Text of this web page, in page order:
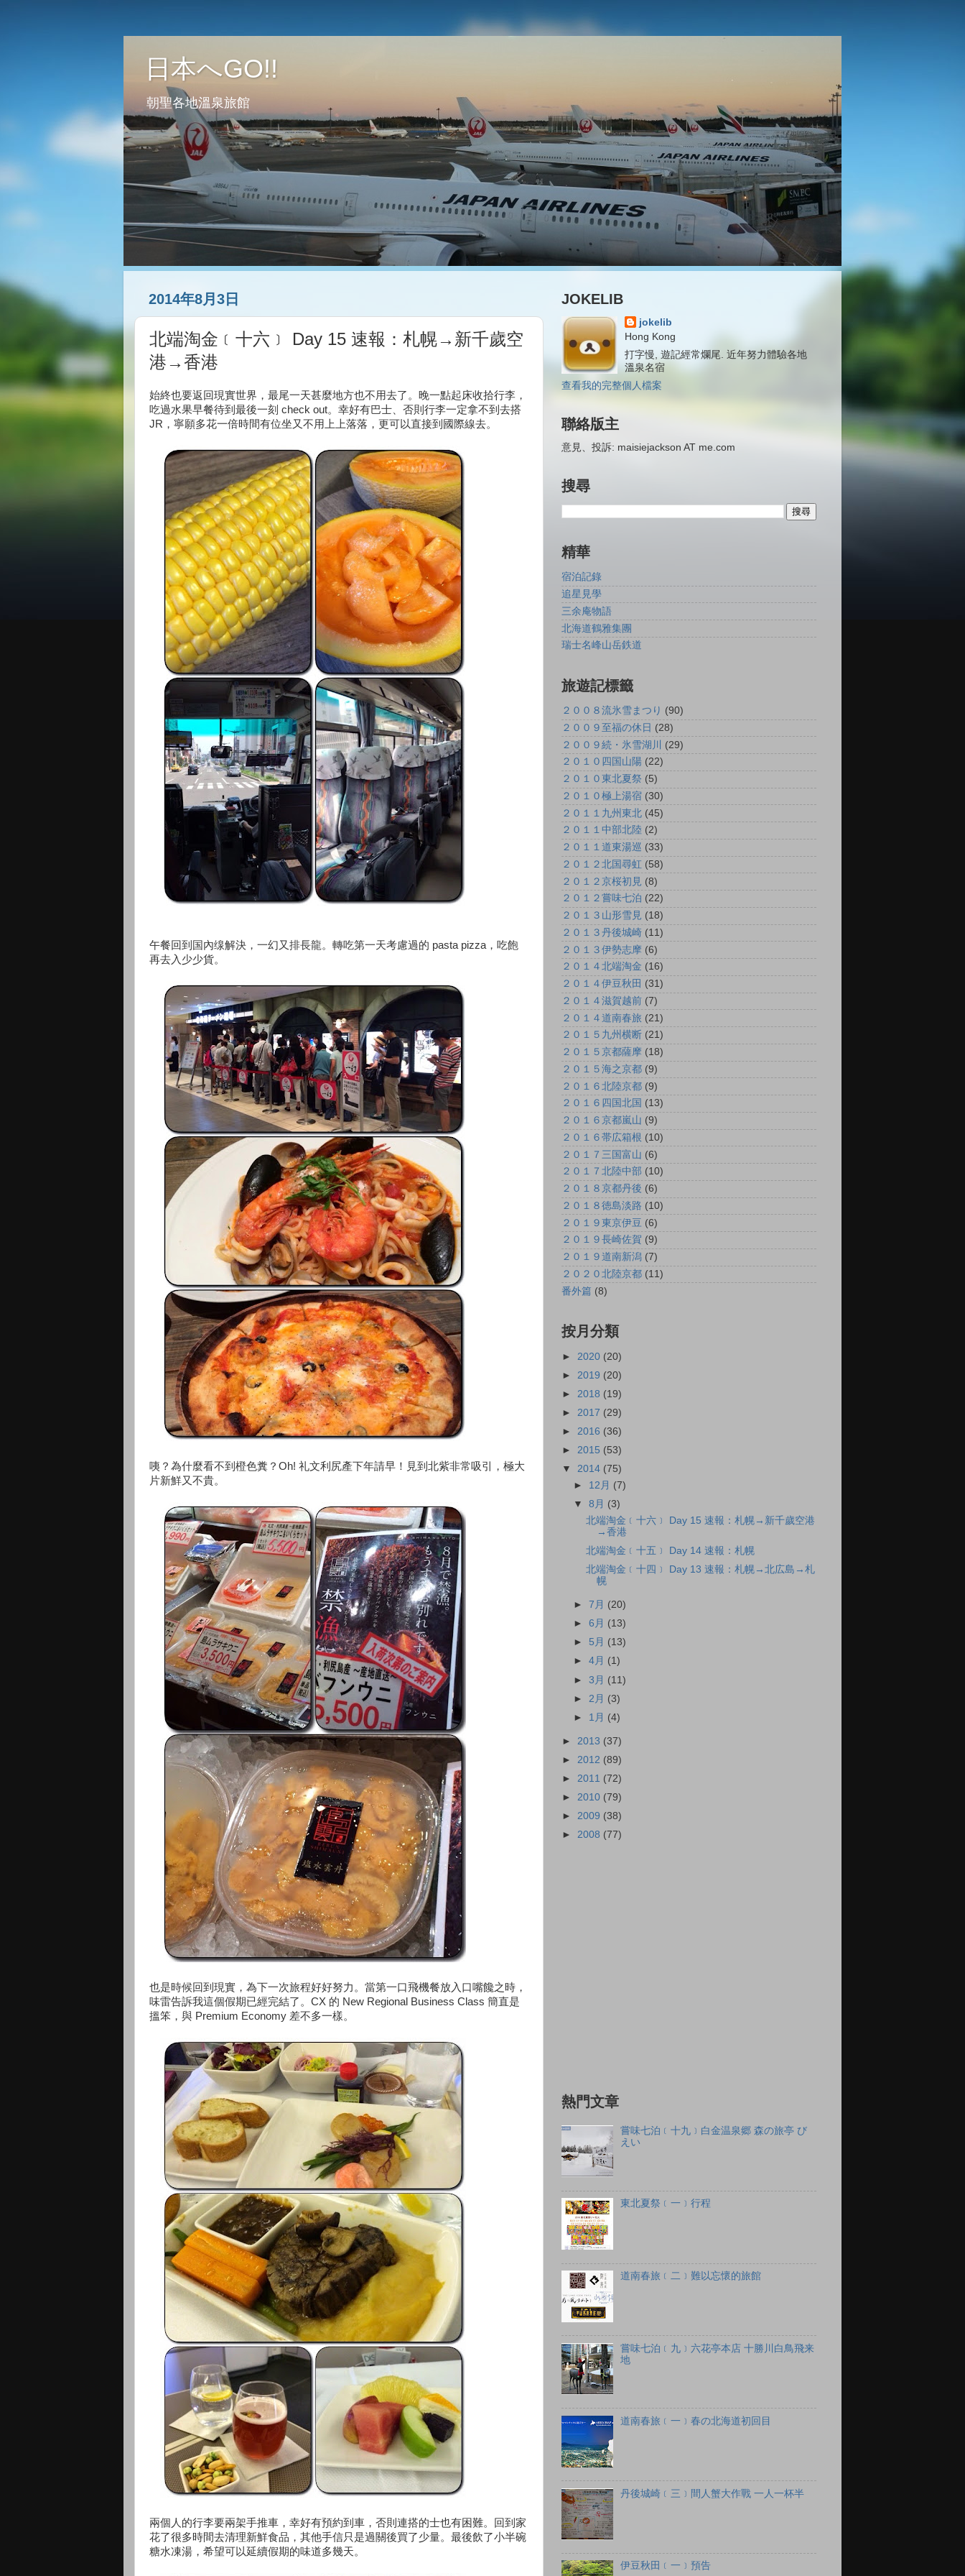
日本へGO!!
朝聖各地溫泉旅館
2014年8月3日
北端淘金﹝十六﹞ Day 15 速報：札幌→新千歲空
港→香港
始終也要返回現實世界，最尾一天甚麼地方也不用去了。晚一點起床收拾行李，
吃過水果早餐待到最後一刻 check out。幸好有巴士、否則行李一定拿不到去搭
JR，寧願多花一倍時間有位坐又不用上上落落，更可以直接到國際線去。
午餐回到国內缐解決，一幻又排長龍。轉吃第一天考慮過的 pasta pizza，吃飽
再去入少少貨。
咦？為什麼看不到橙色糞？Oh! 礼文利尻產下年請早！見到北紫非常吸引，極大
片新鮮又不貴。
也是時候回到現實，為下一次旅程好好努力。當第一口飛機餐放入口嘴饞之時，
味雷告訴我這個假期已經完結了。CX 的 New Regional Business Class 簡直是
搵笨，與 Premium Economy 差不多一樣。
兩個人的行李要兩架手推車，幸好有預約到車，否則連搭的士也有困難。回到家
花了很多時間去清理新鮮食品，其他手信只是過關後買了少量。最後飲了小半碗
糖水凍湯，希望可以延續假期的味道多幾天。
JOKELIB
jokelib
Hong Kong
打字慢, 遊記經常爛尾. 近年努力體驗各地
溫泉名宿
查看我的完整個人檔案
聯絡版主
意見、投訴: maisiejackson AT me.com
搜尋
精華
宿泊記錄
追星見學
三余庵物語
北海道鶴雅集團
瑞士名峰山岳鉄道
旅遊記標籤
２００８流氷雪まつり (90)
２００９至福の休日 (28)
２００９続・氷雪湖川
(29)
２０１０四国山陽 (22)
２０１０東北夏祭 (5)
２０１０極上湯宿 (30)
２０１１九州東北 (45)
２０１１中部北陸 (2)
２０１１道東湯巡 (33)
２０１２北国尋虹 (58)
２０１２京桜初見 (8)
２０１２嘗味七泊 (22)
２０１３山形雪見 (18)
２０１３丹後城崎 (11)
２０１３伊勢志摩 (6)
２０１４北端淘金 (16)
２０１４伊豆秋田 (31)
２０１４滋賀越前 (7)
２０１４道南春旅 (21)
２０１５九州横断 (21)
２０１５京都薩摩 (18)
２０１５海之京都 (9)
２０１６北陸京都 (9)
２０１６四国北国 (13)
２０１６京都嵐山 (9)
２０１６帯広箱根 (10)
２０１７三国富山 (6)
２０１７北陸中部 (10)
２０１８京都丹後 (6)
２０１８徳島淡路 (10)
２０１９東京伊豆 (6)
２０１９長崎佐賀 (9)
２０１９道南新潟 (7)
２０２０北陸京都 (11)
番外篇 (8)
按月分類
► 2020 (20)
► 2019 (20)
► 2018 (19)
► 2017 (29)
► 2016 (36)
► 2015 (53)
▼ 2014 (75)
► 12月 (7)
▼8月 (3)
北端淘金﹝十六﹞ Day 15 速報：札幌→新千歲空港
→香港
北端淘金﹝十五﹞ Day 14 速報：札幌
北端淘金﹝十四﹞ Day 13 速報：札幌→北広島→札
幌
►7月 (20)
►6月 (13)
► 5月 (13)
►4月 (1)
►3月 (11)
► 2月 (3)
► 1月 (4)
► 2013 (37)
► 2012 (89)
► 2011 (72)
► 2010 (79)
► 2009 (38)
► 2008 (77)
熱門文章
嘗味七泊﹝十九﹞白金温泉郷 森の旅亭 び
えい
東北夏祭﹝一﹞行程
道南春旅﹝二﹞難以忘懷的旅館
嘗味七泊﹝九﹞六花亭本店 十勝川白鳥飛来
地
道南春旅﹝一﹞春の北海道初回目
丹後城崎﹝三﹞間人蟹大作戰 一人一杯半
伊豆秋田﹝一﹞預告